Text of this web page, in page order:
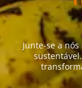
Junte-se a